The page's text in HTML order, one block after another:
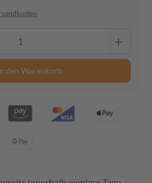
den Warenkorb